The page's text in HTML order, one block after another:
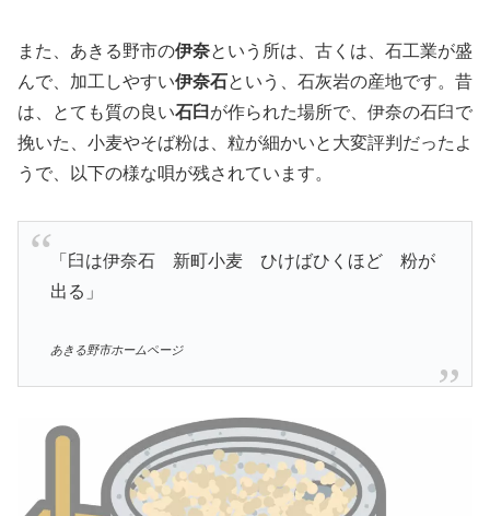
また、あきる野市の伊奈という所は、古くは、石工業が盛
んで、加工しやすい伊奈石という、石灰岩の産地です。昔
は、とても質の良い石臼 が作られた場所で、伊奈の石臼で
挽いた、小麦やそば粉は、粒が細かいと大変評判だったよ
うで、以下の様な唄が残されています。
「臼は伊奈石 新町小麦 ひけばひくほど 粉が
出る」
あきる野市ホームページ